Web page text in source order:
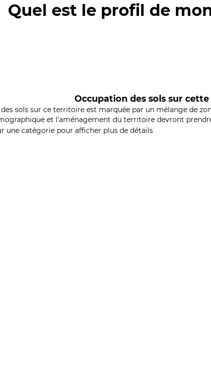
Quel est le profil de
Occupation des sols sur cette
sols sur ce territoire est marquée par un mélange de
et l'aménagement du territoire devront
une catégorie pour afficher plus de détails